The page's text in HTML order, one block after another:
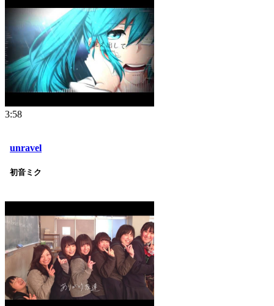
3:58
unravel
初音ミク